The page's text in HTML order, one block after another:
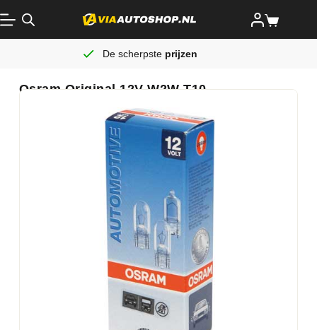
De scherpste prijzen
Osram Original 12V W2W T10